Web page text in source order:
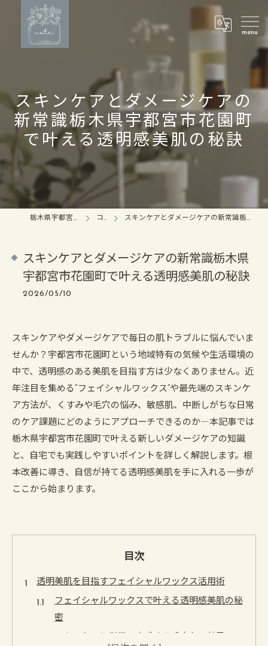
スキンケアとダメージケアの
新常識栃木県宇都宮市花園町
で叶える透明感美肌の秘訣
栃木県宇都宮のマツパならnote コラム スキンケアとダメージケアの新常識栃木県宇都宮市花園町で叶える透明感美肌の秘訣
スキンケアとダメージケアの新常識栃木県
宇都宮市花園町で叶える透明感美肌の秘訣
2026/05/10
スキンケアやダメージケアで毎日の肌トラブルに悩んでいま
せんか？宇都宮市花園町という地域特有の気候や生活環境の
中で、透明感のある美肌を目指す方は少なくありません。近
年注目を集める“フェイシャルワックス”や最先端のスキンケ
ア方法が、くすみや毛穴の悩み、敏感肌、中断しがちな日常
のケア課題にどのようにアプローチできるのか―本記事では
栃木県宇都宮市花園町で叶える新しいダメージケアの知識
と、自宅でも実践しやすいポイントを詳しく解説します。根
本改善に導き、自信が持てる透明感美肌を手に入れる一歩が
ここから始まります。
目次
透明美肌を目指すフェイシャルワックス活用術
フェイシャルワックスで叶える透明感美肌の秘
密